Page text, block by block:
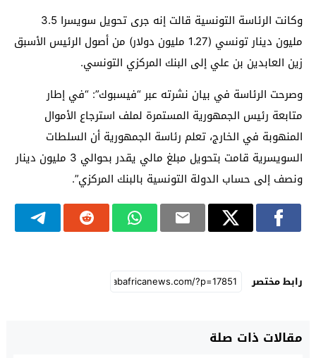
وكانت الرئاسة التونسية قالت إنه جرى تحويل سويسرا 3.5
مليون دينار تونسي (1.27 مليون دولار) من أصول الرئيس الأسبق
زين العابدين بن علي إلى البنك المركزي التونسي.
وصرحت الرئاسة في بيان نشرته عبر “فيسبوك”: “في إطار
متابعة رئيس الجمهورية المستمرة لملف استرجاع الأموال
المنهوبة في الخارج، تعلم رئاسة الجمهورية أن السلطات
السويسرية قامت بتحويل مبلغ مالي يقدر بحوالي 3 مليون دينار
ونصف إلى حساب الدولة التونسية بالبنك المركزي”.
رابط مختصر
مقالات ذات صلة